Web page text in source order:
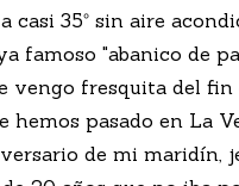
casi 35º sin aire
famoso "abanico de
vengo fresquita del fin
hemos pasado en La
de mi maridín,